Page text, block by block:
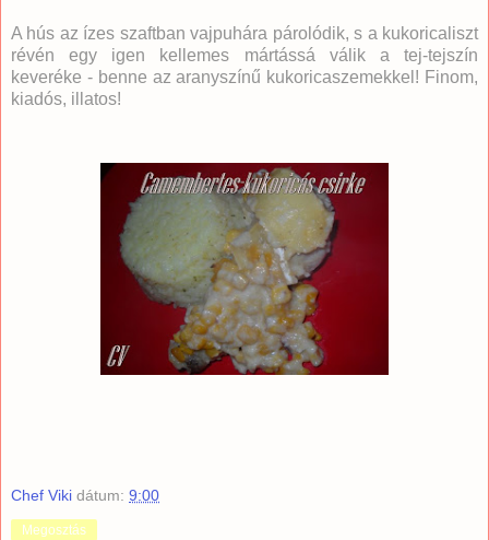
A hús az ízes szaftban vajpuhára párolódik, s a kukoricaliszt
révén egy igen kellemes mártássá válik a tej-tejszín
keveréke - benne az aranyszínű kukoricaszemekkel! Finom,
kiadós, illatos!
Chef Viki dátum: 9:00
Megosztás